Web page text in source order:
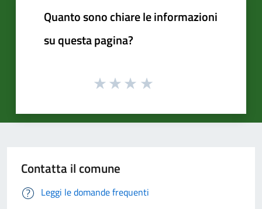
Quanto sono chiare le informazioni
su questa pagina?
Contatta il comune
Leggi le domande frequenti